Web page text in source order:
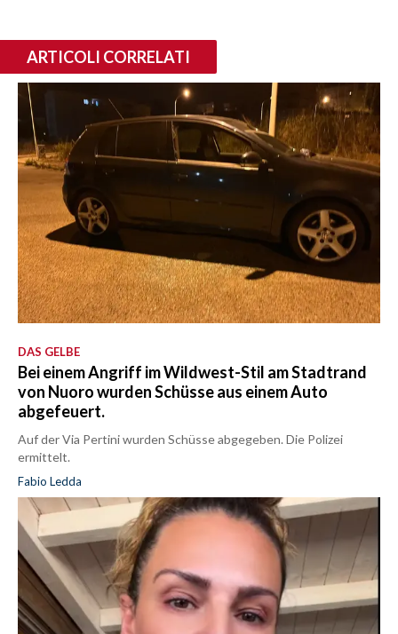
ARTICOLI CORRELATI
DAS GELBE
Bei einem Angriff im Wildwest-Stil am Stadtrand
von Nuoro wurden Schüsse aus einem Auto
abgefeuert.
Auf der Via Pertini wurden Schüsse abgegeben. Die Polizei
ermittelt.
Fabio Ledda